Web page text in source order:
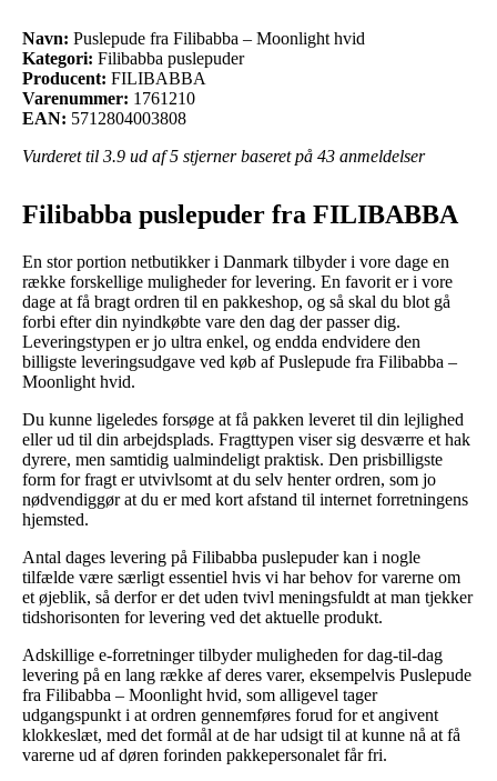
Navn: Puslepude fra Filibabba – Moonlight hvid
Kategori: Filibabba puslepuder
Producent: FILIBABBA
Varenummer: 1761210
EAN: 5712804003808
Vurderet til 3.9 ud af 5 stjerner baseret på 43 anmeldelser
Filibabba puslepuder fra FILIBABBA
En stor portion netbutikker i Danmark tilbyder i vore dage en
række forskellige muligheder for levering. En favorit er i vore
dage at få bragt ordren til en pakkeshop, og så skal du blot gå
forbi efter din nyindkøbte vare den dag der passer dig.
Leveringstypen er jo ultra enkel, og endda endvidere den
billigste leveringsudgave ved køb af Puslepude fra Filibabba –
Moonlight hvid.
Du kunne ligeledes forsøge at få pakken leveret til din lejlighed
eller ud til din arbejdsplads. Fragttypen viser sig desværre et hak
dyrere, men samtidig ualmindeligt praktisk. Den prisbilligste
form for fragt er utvivlsomt at du selv henter ordren, som jo
nødvendiggør at du er med kort afstand til internet forretningens
hjemsted.
Antal dages levering på Filibabba puslepuder kan i nogle
tilfælde være særligt essentiel hvis vi har behov for varerne om
et øjeblik, så derfor er det uden tvivl meningsfuldt at man tjekker
tidshorisonten for levering ved det aktuelle produkt.
Adskillige e-forretninger tilbyder muligheden for dag-til-dag
levering på en lang række af deres varer, eksempelvis Puslepude
fra Filibabba – Moonlight hvid, som alligevel tager
udgangspunkt i at ordren gennemføres forud for et angivent
klokkeslæt, med det formål at de har udsigt til at kunne nå at få
varerne ud af døren forinden pakkepersonalet får fri.